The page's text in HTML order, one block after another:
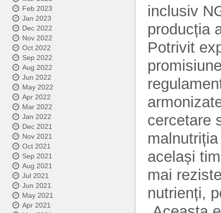
Feb 2023
Jan 2023
Dec 2022
Nov 2022
Oct 2022
Sep 2022
Aug 2022
Jun 2022
May 2022
Apr 2022
Mar 2022
Jan 2022
Dec 2021
Nov 2021
Oct 2021
Sep 2021
Aug 2021
Jul 2021
Jun 2021
May 2021
Apr 2021
inclusiv
producția
Potrivit
cercetare
același
mai
nutrienți,